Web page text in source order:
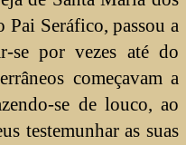
Seráfico, passou a
se por vezes até do
começavam a
se de louco, ao
testemunhar as suas